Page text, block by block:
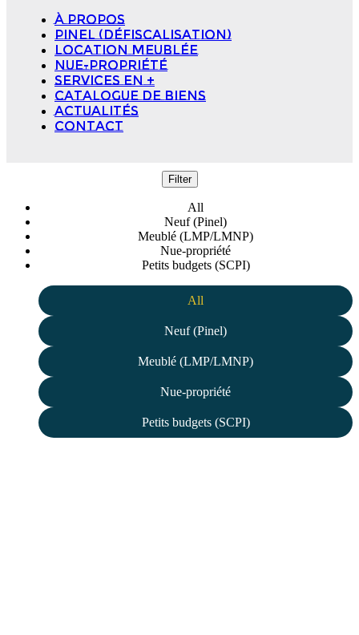
à propos
Pinel (Défiscalisation)
Location meublée
Nue-propriété
Services en +
Catalogue de biens
Actualités
Contact
Filter
All
Neuf (Pinel)
Meublé (LMP/LMNP)
Nue-propriété
Petits budgets (SCPI)
All
Neuf (Pinel)
Meublé (LMP/LMNP)
Nue-propriété
Petits budgets (SCPI)